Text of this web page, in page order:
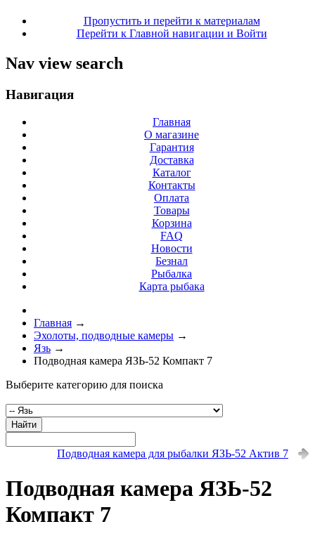
Пропустить и перейти к материалам
Перейти к Главной навигации и Войти
Nav view search
Навигация
Главная
О магазине
Гарантия
Доставка
Каталог
Контакты
Оплата
Товары
Корзина
FAQ
Новости
Безнал
Рыбалка
Карта рыбака
Главная →
Эхолоты, подводные камеры →
Язь →
Подводная камера ЯЗЬ-52 Компакт 7
Выберите категорию для поиска
Найти
Подводная камера для рыбалки ЯЗЬ-52 Актив 7
Подводная камера ЯЗЬ-52
Компакт 7